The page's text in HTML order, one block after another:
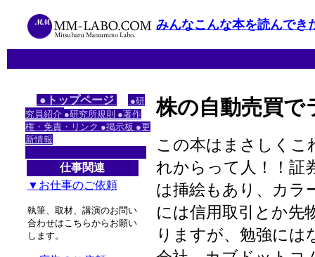
みんなこんな本を読んでき
●トップページ
●研
究員紹介 ●研究所規則 ●著作
権・免責・リンク ●掲示板 ●更
新情報
仕事関連
▼お仕事のご依頼
執筆、取材、講演のお問い
合わせはこちらからお願い
します。
株の自動売買で
この本はまさしくこ
れからって人！！証
は挿絵もあり、カラ
には信用取引とか先
りますが、勉強には